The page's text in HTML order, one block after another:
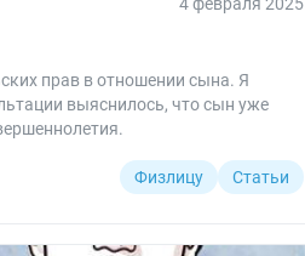
прав в отношении сына. Я
выяснилось, что сын уже
Физлицу Статьи